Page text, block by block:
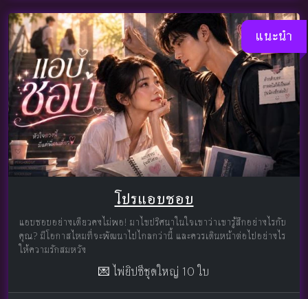
แนะนำ
โปรแอบชอบ
แอบชอบอย่างเดียวคงไม่พอ! มาไขปริศนาในใจเขาว่าเขารู้สึกอย่างไรกับ
คุณ? มีโอกาสไหมที่จะพัฒนาไปไกลกว่านี้ และควรเดินหน้าต่อไปอย่างไร
ให้ความรักสมหวัง
💌 ไพ่ยิปซีชุดใหญ่ 10 ใบ